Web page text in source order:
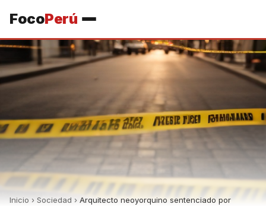
FocoPerú
Inicio › Sociedad › Arquitecto neoyorquino sentenciado por